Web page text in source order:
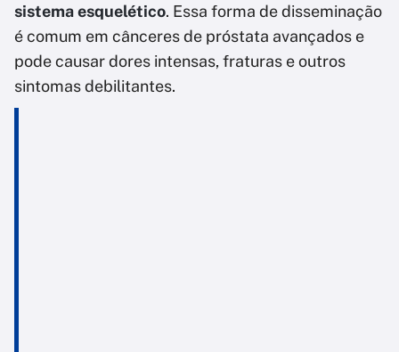
sistema esquelético. Essa forma de disseminação
é comum em cânceres de próstata avançados e
pode causar dores intensas, fraturas e outros
sintomas debilitantes.